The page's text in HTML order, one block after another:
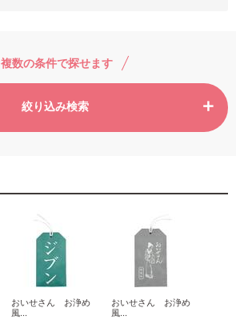
複数の条件で探せます
絞り込み検索
おいせさん お浄め
風...
おいせさん お浄め
風...